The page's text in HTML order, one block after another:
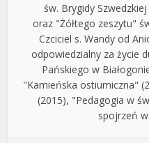
św. Brygidy
oraz "Żółtego zeszytu"
Czciciel s. Wandy od
odpowiedzialny za życie
Pańskiego w
"Kamieńska ostiumiczna"
(2015), "Pedagogia w
spojrzeń